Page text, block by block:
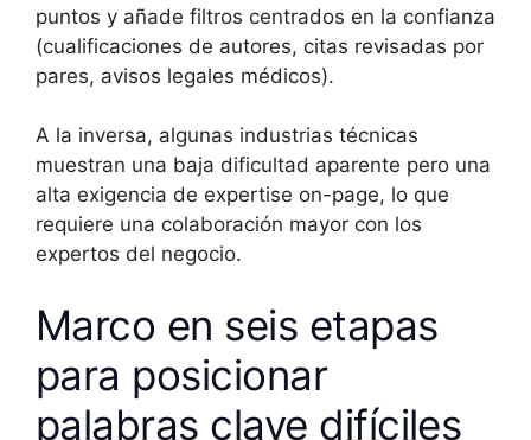
puntos y añade filtros centrados en la confianza
(cualificaciones de autores, citas revisadas por
pares, avisos legales médicos).
A la inversa, algunas industrias técnicas
muestran una baja dificultad aparente pero una
alta exigencia de expertise on-page, lo que
requiere una colaboración mayor con los
expertos del negocio.
Marco en seis etapas
para posicionar
palabras clave difíciles